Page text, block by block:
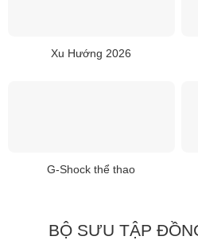
Xu Hướng 2026
G-Shock thể thao
BỘ SƯU TẬP